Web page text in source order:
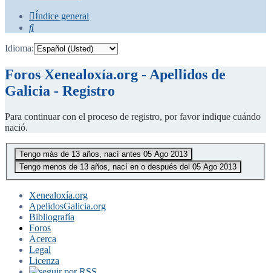
Índice general
Buscar
Idioma:
Foros Xenealoxía.org - Apellidos de
Galicia - Registro
Para continuar con el proceso de registro, por favor indique cuándo
nació.
Xenealoxía.org
ApelidosGalicia.org
Bibliografía
Foros
Acerca
Legal
Licenza